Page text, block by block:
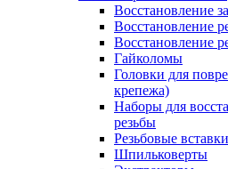
Восстановление
Восстановление
Восстановление
Гайколомы
Головки для
крепежа)
Наборы для
резьбы
Резьбовые
Шпильковерты